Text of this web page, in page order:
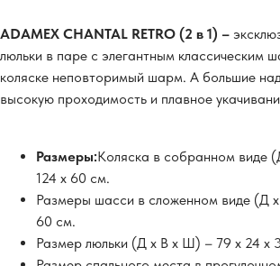
ADAMEX CHANTAL RETRO (2 в 1) –
люльки в паре с элегантным классическим
коляске неповторимый шарм. А большие
высокую проходимость и плавное
Размеры:Коляска в собранном виде
124 х 60 см.
Размеры шасси в сложенном виде (Д
60 см.
Размер люльки (Д х В х Ш) – 79 х 24 х